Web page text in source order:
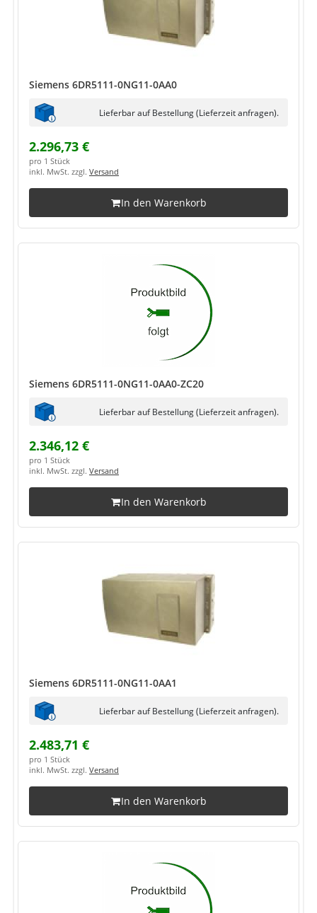
Siemens 6DR5111-0NG11-0AA0
Lieferbar auf Bestellung (Lieferzeit anfragen).
2.296,73 €
pro 1 Stück
inkl. MwSt. zzgl. Versand
In den Warenkorb
Siemens 6DR5111-0NG11-0AA0-ZC20
Lieferbar auf Bestellung (Lieferzeit anfragen).
2.346,12 €
pro 1 Stück
inkl. MwSt. zzgl. Versand
In den Warenkorb
Siemens 6DR5111-0NG11-0AA1
Lieferbar auf Bestellung (Lieferzeit anfragen).
2.483,71 €
pro 1 Stück
inkl. MwSt. zzgl. Versand
In den Warenkorb